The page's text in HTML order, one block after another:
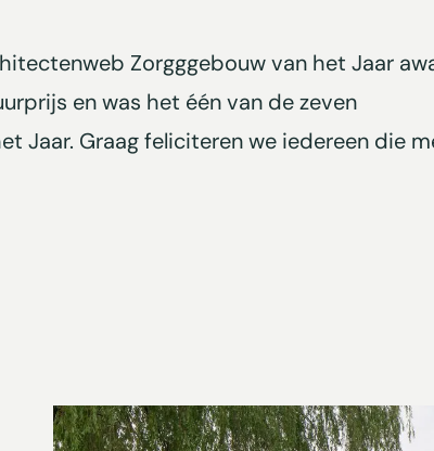
Zorgggebouw van het Jaar
en was het één van de zeven
Jaar. Graag feliciteren we iedereen die